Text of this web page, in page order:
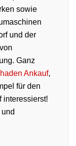
sowie
und der
Ganz
Ankauf,
für den
interessierst!